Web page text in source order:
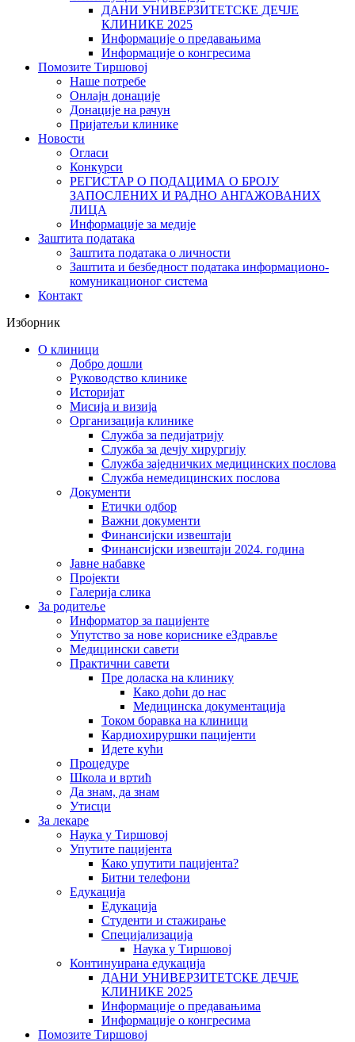
ДАНИ УНИВЕРЗИТЕТСКЕ ДЕЧЈЕ
КЛИНИКЕ 2025
Информације о предавањима
Информације о конгресима
Помозите Тиршовој
Наше потребе
Онлајн донације
Донације на рачун
Пријатељи клинике
Новости
Огласи
Конкурси
РЕГИСТАР О ПОДАЦИМА О БРОЈУ
ЗАПОСЛЕНИХ И РАДНО АНГАЖОВАНИХ
ЛИЦА
Информације за медије
Заштита података
Заштита података о личности
Заштита и безбедност података информационо-
комуникационог система
Контакт
Изборник
О клиници
Добро дошли
Руководство клинике
Историјат
Мисија и визија
Организација клинике
Служба за педијатрију
Служба за дечју хирургију
Служба заједничких медицинских послова
Служба немедицинских послова
Документи
Етички одбор
Важни документи
Финансијски извештаји
Финансијски извештаји 2024. година
Јавне набавке
Пројекти
Галерија слика
За родитеље
Информатор за пацијенте
Упутство за нове кориснике еЗдравље
Медицински савети
Практични савети
Пре доласка на клинику
Како доћи до нас
Медицинска документација
Током боравка на клиници
Кардиохируршки пацијенти
Идете кући
Процедуре
Школа и вртић
Да знам, да знам
Утисци
За лекаре
Наука у Тиршовој
Упутите пацијента
Како упутити пацијента?
Битни телефони
Едукација
Едукација
Студенти и стажирање
Специјализација
Наука у Тиршовој
Континуирана едукација
ДАНИ УНИВЕРЗИТЕТСКЕ ДЕЧЈЕ
КЛИНИКЕ 2025
Информације о предавањима
Информације о конгресима
Помозите Тиршовој